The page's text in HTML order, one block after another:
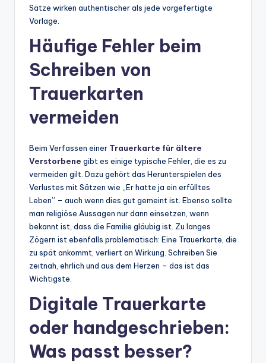
Sätze wirken authentischer als jede vorgefertigte
Vorlage.
Häufige Fehler beim
Schreiben von
Trauerkarten
vermeiden
Beim Verfassen einer Trauerkarte für ältere
Verstorbene gibt es einige typische Fehler, die es zu
vermeiden gilt. Dazu gehört das Herunterspielen des
Verlustes mit Sätzen wie „Er hatte ja ein erfülltes
Leben” – auch wenn dies gut gemeint ist. Ebenso sollte
man religiöse Aussagen nur dann einsetzen, wenn
bekannt ist, dass die Familie gläubig ist. Zu langes
Zögern ist ebenfalls problematisch: Eine Trauerkarte, die
zu spät ankommt, verliert an Wirkung. Schreiben Sie
zeitnah, ehrlich und aus dem Herzen – das ist das
Wichtigste.
Digitale Trauerkarte
oder handgeschrieben:
Was passt besser?